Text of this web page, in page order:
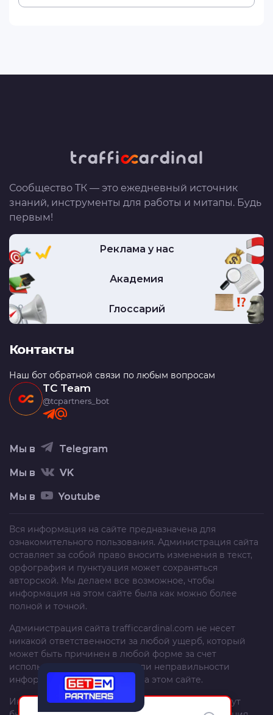
Сообщество ТК — это ежедневный источник
знаний, инструменты для работы и митапы. Будь
первым!
Реклама у нас
Академия
Глоссарий
Контакты
Наш бот обратной связи по любым вопросам
TC Team
@tcpartners_bot
Мы в Telegram
Мы в VK
Мы в Youtube
Вся информация на сайте предназначена для
ознакомительного пользования. Администрация сайта
оставляет за собой право вносить изменения в текст,
орфография и пунктуация может сохраняться
авторской. Мы делаем все возможное, чтобы
информация на этом сайте была как можно более
полной и точной.
Администрация сайта trafficcardinal.com не несет
никакой ответственности за любой ущерб, который
может быть причинен в любой форме за счет
использования, неполноты или неправильности
информации, размещенной на этом сайте.
Информация и рекомендации на этом сайте могут